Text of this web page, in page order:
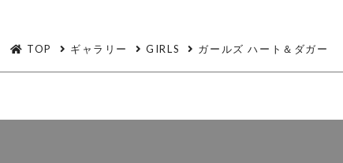
TOP ギャラリー GIRLS ガールズ ハート＆ダガー